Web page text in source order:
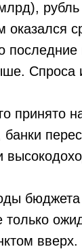
рубль
Спроса
принято
вверх.